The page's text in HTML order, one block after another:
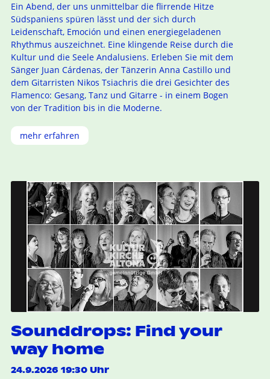
Ein Abend, der uns unmittelbar die flirrende Hitze
Südspaniens spüren lässt und der sich durch
Leidenschaft, Emoción und einen energiegeladenen
Rhythmus auszeichnet. Eine klingende Reise durch die
Kultur und die Seele Andalusiens. Erleben Sie mit dem
Sänger Juan Cárdenas, der Tänzerin Anna Castillo und
dem Gitarristen Nikos Tsiachris die drei Gesichter des
Flamenco: Gesang, Tanz und Gitarre - in einem Bogen
von der Tradition bis in die Moderne.
mehr erfahren
Sounddrops: Find your
way home
24.9.2026 19:30 Uhr